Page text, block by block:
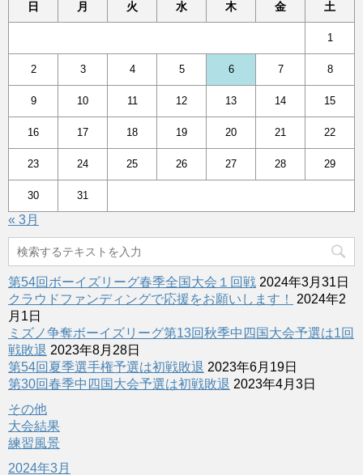
日 月 火 水 木 金 土
1
2 3 4 5 6 7 8
9 10 11 12 13 14 15
16 17 18 19 20 21 22
23 24 25 26 27 28 29
30 31
« 3月
第54回ボーイズリーグ春季全国大会１回戦 2024年3月31日
クラウドファンディングで応援をお願いします！
2024年2
月1日
ミズノ争奪ボーイズリーグ第13回秋季中四国大会予選は1回
戦敗退 2023年8月28日
第54回夏季選手権予選は初戦敗退 2023年6月19日
第30回春季中四国大会予選は初戦敗退 2023年4月3日
その他
大会結果
練習風景
2024年3月